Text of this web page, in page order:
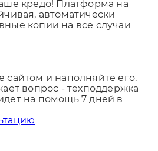
кредо! Платформа на
автоматически
копии на все случаи
сайтом и наполняйте его.
вопрос - техподдержка
на помощь 7 дней в